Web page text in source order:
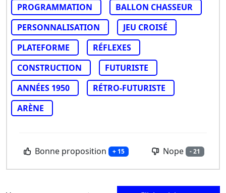
PROGRAMMATION
BALLON CHASSEUR
PERSONNALISATION
JEU CROISÉ
PLATEFORME
RÉFLEXES
CONSTRUCTION
FUTURISTE
ANNÉES 1950
RÉTRO-FUTURISTE
ARÈNE
Bonne proposition + 15 Nope - 21